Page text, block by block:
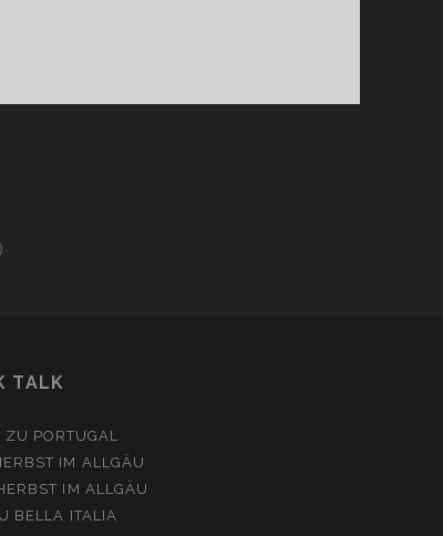
TALK
ZU PORTUGAL
IM ALLGÄU
IM ALLGÄU
BELLA ITALIA